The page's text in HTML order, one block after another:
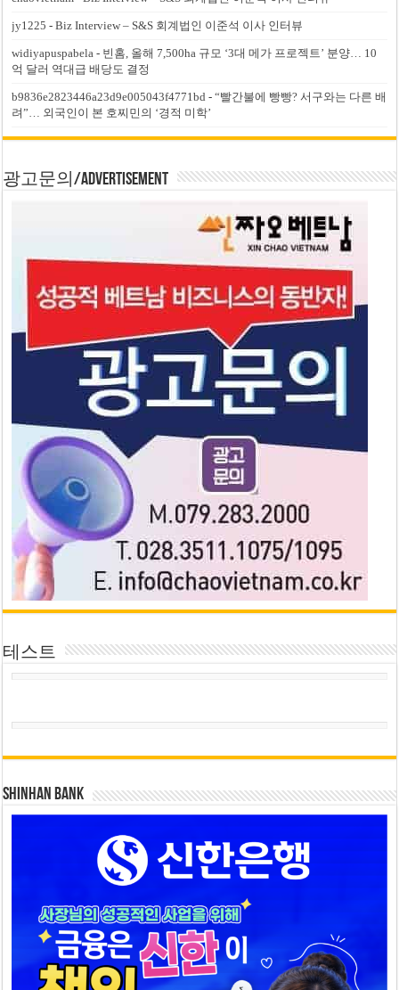
jy1225 -Biz Interview – S&S 회계법인 이준석 이사 인터뷰
widiyapuspabela - 빈홈, 올해 7,500ha 규모 ‘3대 메가 프로젝트’ 분양… 10
억 달러 역대급 배당도 결정
b9836e2823446a23d9e005043f4771bd -“빨간불에 빵빵? 서구와는 다른 배
려”… 외국인이 본 호찌민의 ‘경적 미학’
광고문의/Advertisement
테스트
SHINHAN BANK